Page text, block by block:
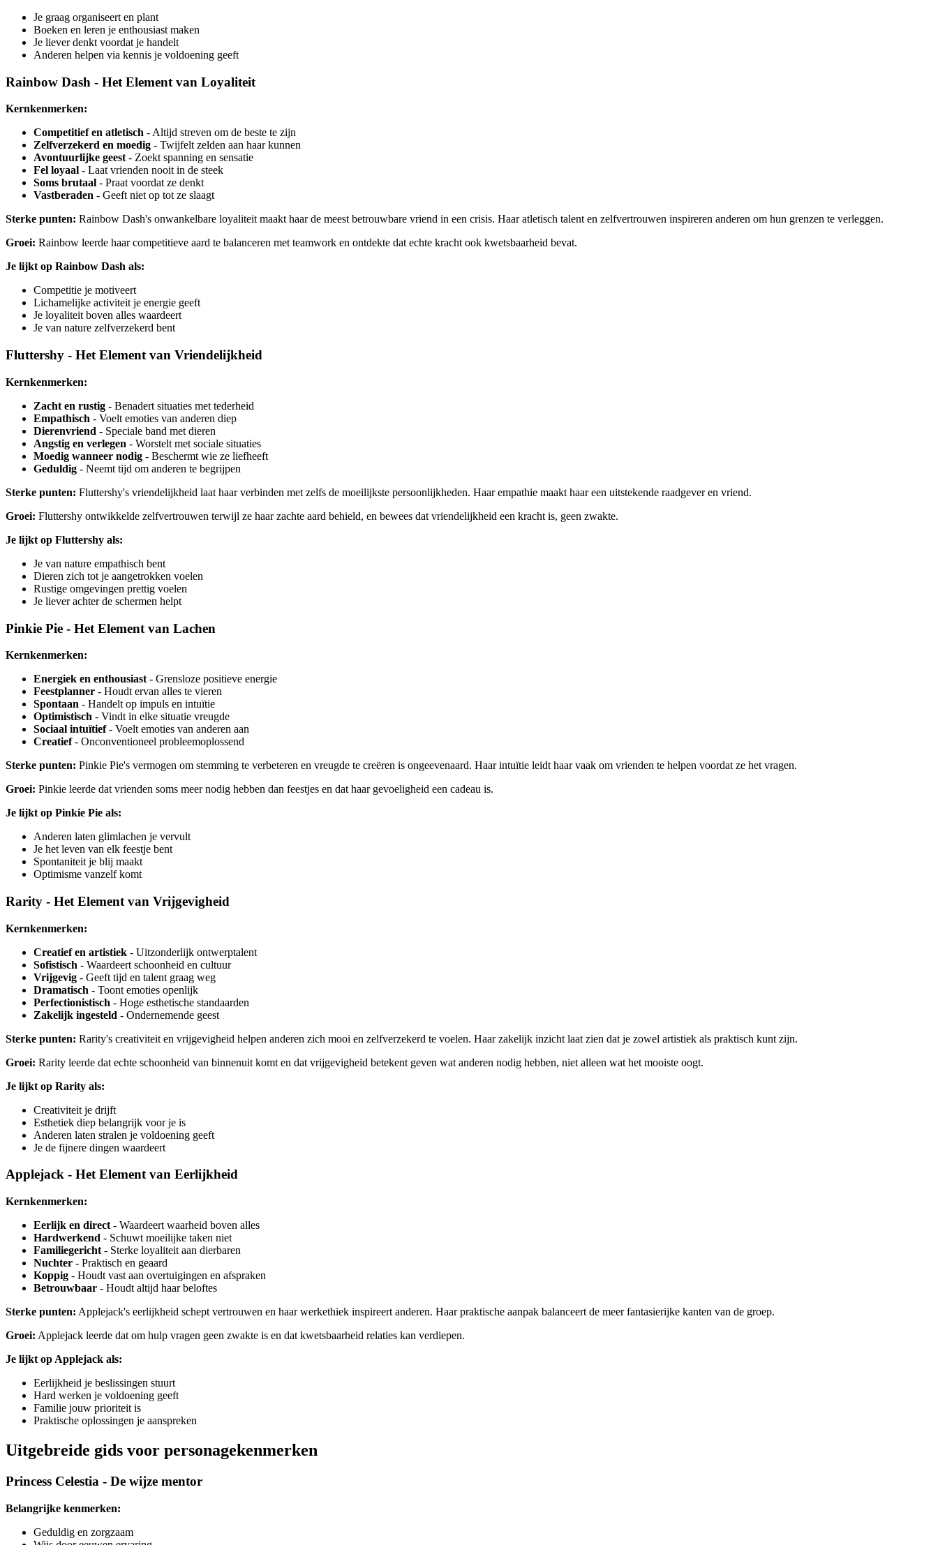
Je graag organiseert en plant
Boeken en leren je enthousiast maken
Je liever denkt voordat je handelt
Anderen helpen via kennis je voldoening geeft
Rainbow Dash - Het Element van Loyaliteit
Kernkenmerken:
Competitief en atletisch - Altijd streven om de beste te zijn
Zelfverzekerd en moedig - Twijfelt zelden aan haar kunnen
Avontuurlijke geest - Zoekt spanning en sensatie
Fel loyaal - Laat vrienden nooit in de steek
Soms brutaal - Praat voordat ze denkt
Vastberaden - Geeft niet op tot ze slaagt
Sterke punten: Rainbow Dash's onwankelbare loyaliteit maakt haar de meest betrouwbare vriend in een crisis. Haar atletisch talent en zelfvertrouwen inspireren anderen om hun grenzen te verleggen.
Groei: Rainbow leerde haar competitieve aard te balanceren met teamwork en ontdekte dat echte kracht ook kwetsbaarheid bevat.
Je lijkt op Rainbow Dash als:
Competitie je motiveert
Lichamelijke activiteit je energie geeft
Je loyaliteit boven alles waardeert
Je van nature zelfverzekerd bent
Fluttershy - Het Element van Vriendelijkheid
Kernkenmerken:
Zacht en rustig - Benadert situaties met tederheid
Empathisch - Voelt emoties van anderen diep
Dierenvriend - Speciale band met dieren
Angstig en verlegen - Worstelt met sociale situaties
Moedig wanneer nodig - Beschermt wie ze liefheeft
Geduldig - Neemt tijd om anderen te begrijpen
Sterke punten: Fluttershy's vriendelijkheid laat haar verbinden met zelfs de moeilijkste persoonlijkheden. Haar empathie maakt haar een uitstekende raadgever en vriend.
Groei: Fluttershy ontwikkelde zelfvertrouwen terwijl ze haar zachte aard behield, en bewees dat vriendelijkheid een kracht is, geen zwakte.
Je lijkt op Fluttershy als:
Je van nature empathisch bent
Dieren zich tot je aangetrokken voelen
Rustige omgevingen prettig voelen
Je liever achter de schermen helpt
Pinkie Pie - Het Element van Lachen
Kernkenmerken:
Energiek en enthousiast - Grensloze positieve energie
Feestplanner - Houdt ervan alles te vieren
Spontaan - Handelt op impuls en intuïtie
Optimistisch - Vindt in elke situatie vreugde
Sociaal intuïtief- Voelt emoties van anderen aan
Creatief- Onconventioneel probleemoplossend
Sterke punten: Pinkie Pie's vermogen om stemming te verbeteren en vreugde te creëren is ongeevenaard. Haar intuïtie leidt haar vaak om vrienden te helpen voordat ze het vragen.
Groei: Pinkie leerde dat vrienden soms meer nodig hebben dan feestjes en dat haar gevoeligheid een cadeau is.
Je lijkt op Pinkie Pie als:
Anderen laten glimlachen je vervult
Je het leven van elk feestje bent
Spontaniteit je blij maakt
Optimisme vanzelf komt
Rarity - Het Element van Vrijgevigheid
Kernkenmerken:
Creatief en artistiek - Uitzonderlijk ontwerptalent
Sofistisch - Waardeert schoonheid en cultuur
Vrijgevig - Geeft tijd en talent graag weg
Dramatisch - Toont emoties openlijk
Perfectionistisch - Hoge esthetische standaarden
Zakelijk ingesteld - Ondernemende geest
Sterke punten: Rarity's creativiteit en vrijgevigheid helpen anderen zich mooi en zelfverzekerd te voelen. Haar zakelijk inzicht laat zien dat je zowel artistiek als praktisch kunt zijn.
Groei: Rarity leerde dat echte schoonheid van binnenuit komt en dat vrijgevigheid betekent geven wat anderen nodig hebben, niet alleen wat het mooiste oogt.
Je lijkt op Rarity als:
Creativiteit je drijft
Esthetiek diep belangrijk voor je is
Anderen laten stralen je voldoening geeft
Je de fijnere dingen waardeert
Applejack - Het Element van Eerlijkheid
Kernkenmerken:
Eerlijk en direct - Waardeert waarheid boven alles
Hardwerkend - Schuwt moeilijke taken niet
Familiegericht - Sterke loyaliteit aan dierbaren
Nuchter - Praktisch en geaard
Koppig - Houdt vast aan overtuigingen en afspraken
Betrouwbaar - Houdt altijd haar beloftes
Sterke punten: Applejack's eerlijkheid schept vertrouwen en haar werkethiek inspireert anderen. Haar praktische aanpak balanceert de meer fantasierijke kanten van de groep.
Groei: Applejack leerde dat om hulp vragen geen zwakte is en dat kwetsbaarheid relaties kan verdiepen.
Je lijkt op Applejack als:
Eerlijkheid je beslissingen stuurt
Hard werken je voldoening geeft
Familie jouw prioriteit is
Praktische oplossingen je aanspreken
Uitgebreide gids voor personagekenmerken
Princess Celestia - De wijze mentor
Belangrijke kenmerken:
Geduldig en zorgzaam